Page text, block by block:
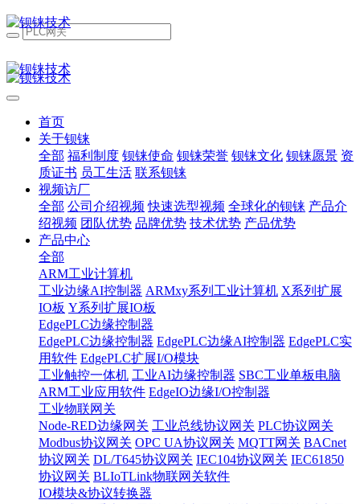
首页
关于钡铼
全部 福利制度 钡铼使命 钡铼荣誉 钡铼文化 钡铼愿景 资
质证书 员工生活 联系钡铼
视频访厂
全部 公司介绍视频 快速选型视频 全球化的钡铼 产品介
绍视频 团队优势 品牌优势 技术优势 产品优势
产品中心
全部
ARM工业计算机
工业边缘AI控制器 ARMxy系列工业计算机 X系列扩展
IO板 Y系列扩展IO板
EdgePLC边缘控制器
EdgePLC边缘控制器 EdgePLC边缘AI控制器 EdgePLC实
用软件 EdgePLC扩展I/O模块
工业触控一体机 工业AI边缘控制器 SBC工业单板电脑
ARM工业应用软件 EdgeIO边缘I/O控制器
工业物联网关
Node-RED边缘网关 工业总线协议网关 PLC协议网关
Modbus协议网关 OPC UA协议网关 MQTT网关 BACnet
协议网关 DL/T645协议网关 IEC104协议网关 IEC61850
协议网关 BLIoTLink物联网关软件
IO模块&协议转换器